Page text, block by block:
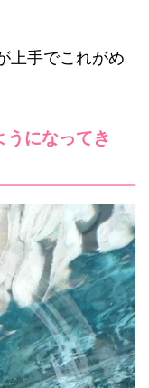
上手でこれがめ
になってき